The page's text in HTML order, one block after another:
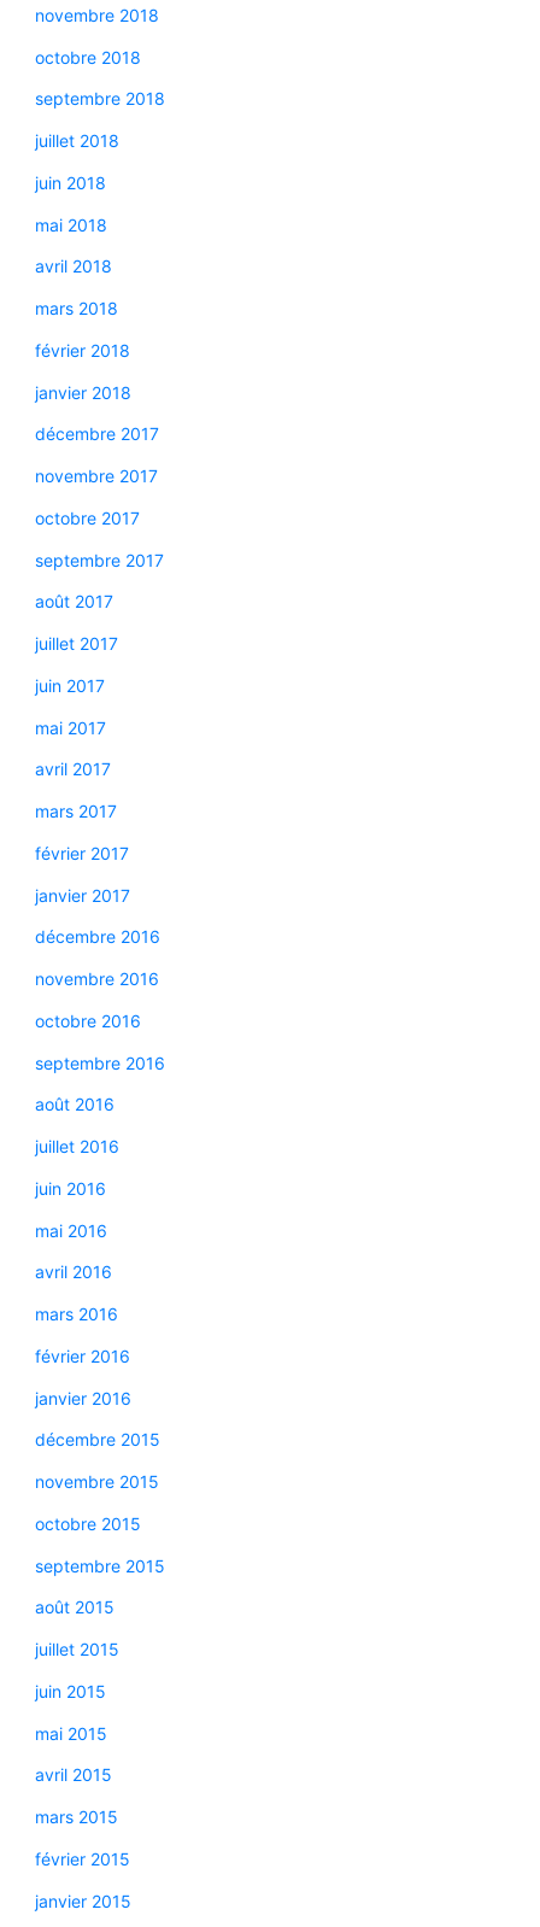
novembre 2018
octobre 2018
septembre 2018
juillet 2018
juin 2018
mai 2018
avril 2018
mars 2018
février 2018
janvier 2018
décembre 2017
novembre 2017
octobre 2017
septembre 2017
août 2017
juillet 2017
juin 2017
mai 2017
avril 2017
mars 2017
février 2017
janvier 2017
décembre 2016
novembre 2016
octobre 2016
septembre 2016
août 2016
juillet 2016
juin 2016
mai 2016
avril 2016
mars 2016
février 2016
janvier 2016
décembre 2015
novembre 2015
octobre 2015
septembre 2015
août 2015
juillet 2015
juin 2015
mai 2015
avril 2015
mars 2015
février 2015
janvier 2015